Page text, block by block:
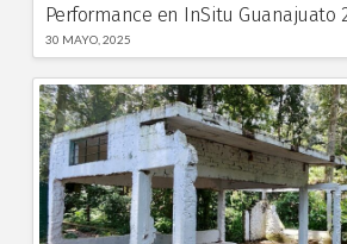
Performance en InSitu Guanajuato
30 MAYO, 2025